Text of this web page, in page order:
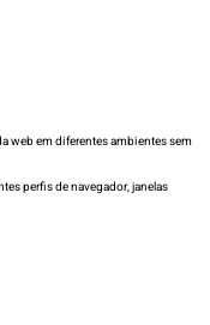
web em diferentes ambientes sem
perfis de navegador, janelas